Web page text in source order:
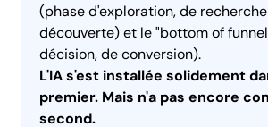
(phase d'exploration, de
découverte) et le "bottom of
décision, de conversion).
L'IA s'est installée solidement
premier. Mais n'a pas encore
second.